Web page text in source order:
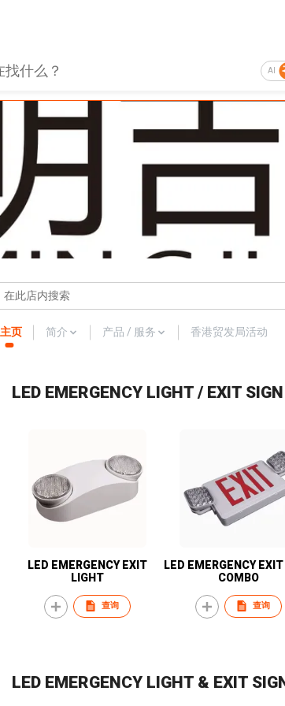
AI
主页 简介 产品 / 服务 香港贸发局活动
LED EMERGENCY LIGHT / EXIT SIGN
LED EMERGENCY EXIT
LIGHT
查询
LED EMERGENCY EXIT
COMBO
查询
LED EMERGENCY LIGHT & EXIT